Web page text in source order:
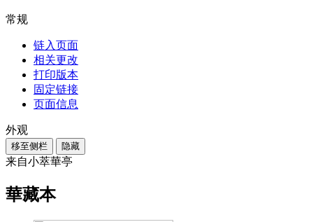
常规
链入页面
相关更改
打印版本
固定链接
页面信息
外观
移至侧栏 隐藏
来自小萃華亭
華藏本